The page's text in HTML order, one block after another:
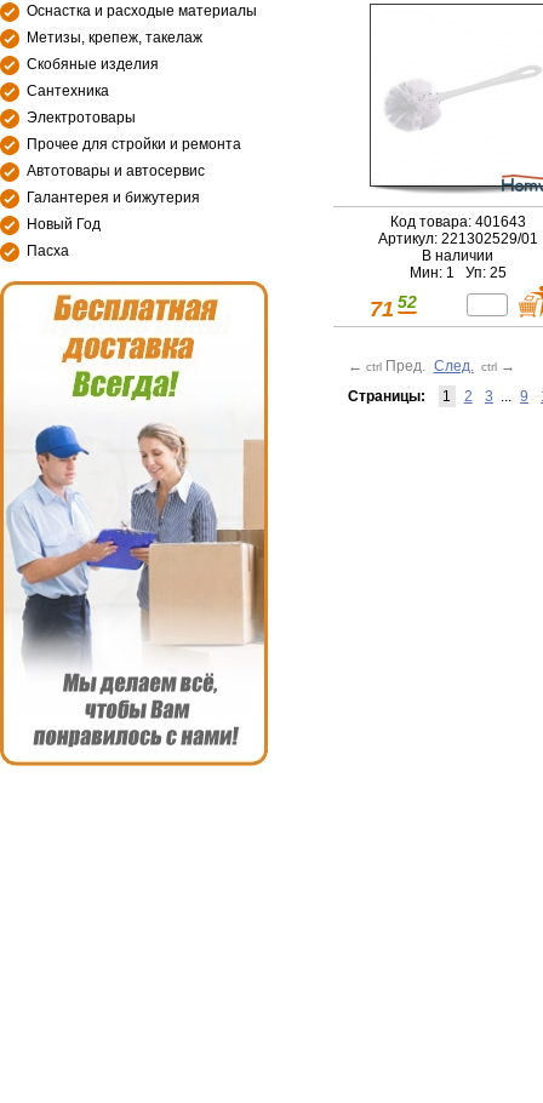
Оснастка и расходые материалы
Метизы, крепеж, такелаж
Скобяные изделия
Сантехника
Электротовары
Прочее для стройки и ремонта
Автотовары и автосервис
Галантерея и бижутерия
Новый Год
Пасха
Код товара: 401643
Артикул: 221302529/01
В наличии
Мин: 1 Уп: 25
71 52
← ctrl Пред. След. ctrl →
Страницы:
1 2 3 ... 9